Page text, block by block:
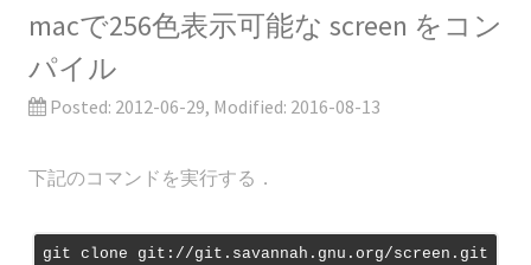
macで256色表示可能な screen をコン
パイル
Posted: 2012-06-29, Modified: 2016-08-13
下記のコマンドを実行する．
git clone git://git.savannah.gnu.org/screen.git